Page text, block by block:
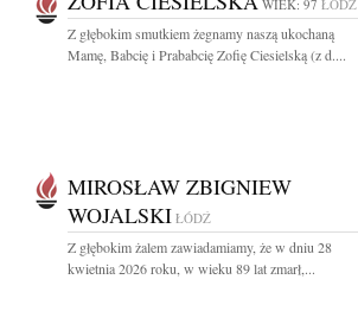
WIEK: 97 ŁÓDŹ
Z głębokim smutkiem żegnamy naszą ukochaną
Mamę, Babcię i Prababcię Zofię Ciesielską (z d....
MIROSŁAW ZBIGNIEW
WOJALSKI ŁÓDŹ
Z głębokim żalem zawiadamiamy, że w dniu 28
kwietnia 2026 roku, w wieku 89 lat zmarł,...